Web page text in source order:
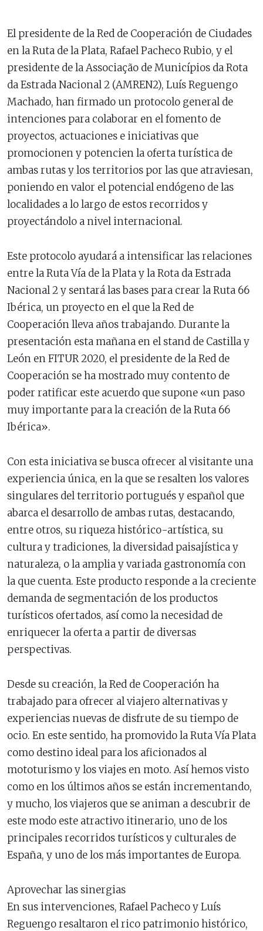
El presidente de la Red de Cooperación de Ciudades
en la Ruta de la Plata, Rafael Pacheco Rubio, y el
presidente de la Associação de Municípios da Rota
da Estrada Nacional 2 (AMREN2), Luís Reguengo
Machado, han firmado un protocolo general de
intenciones para colaborar en el fomento de
proyectos, actuaciones e iniciativas que
promocionen y potencien la oferta turística de
ambas rutas y los territorios por las que atraviesan,
poniendo en valor el potencial endógeno de las
localidades a lo largo de estos recorridos y
proyectándolo a nivel internacional.
Este protocolo ayudará a intensificar las relaciones
entre la Ruta Vía de la Plata y la Rota da Estrada
Nacional 2 y sentará las bases para crear la Ruta 66
Ibérica, un proyecto en el que la Red de
Cooperación lleva años trabajando. Durante la
presentación esta mañana en el stand de Castilla y
León en FITUR 2020, el presidente de la Red de
Cooperación se ha mostrado muy contento de
poder ratificar este acuerdo que supone «un paso
muy importante para la creación de la Ruta 66
Ibérica».
Con esta iniciativa se busca ofrecer al visitante una
experiencia única, en la que se resalten los valores
singulares del territorio portugués y español que
abarca el desarrollo de ambas rutas, destacando,
entre otros, su riqueza histórico-artística, su
cultura y tradiciones, la diversidad paisajística y
naturaleza, o la amplia y variada gastronomía con
la que cuenta. Este producto responde a la creciente
demanda de segmentación de los productos
turísticos ofertados, así como la necesidad de
enriquecer la oferta a partir de diversas
perspectivas.
Desde su creación, la Red de Cooperación ha
trabajado para ofrecer al viajero alternativas y
experiencias nuevas de disfrute de su tiempo de
ocio. En este sentido, ha promovido la Ruta Vía Plata
como destino ideal para los aficionados al
mototurismo y los viajes en moto. Así hemos visto
como en los últimos años se están incrementando,
y mucho, los viajeros que se animan a descubrir de
este modo este atractivo itinerario, uno de los
principales recorridos turísticos y culturales de
España, y uno de los más importantes de Europa.
Aprovechar las sinergias
En sus intervenciones, Rafael Pacheco y Luís
Reguengo resaltaron el rico patrimonio histórico,